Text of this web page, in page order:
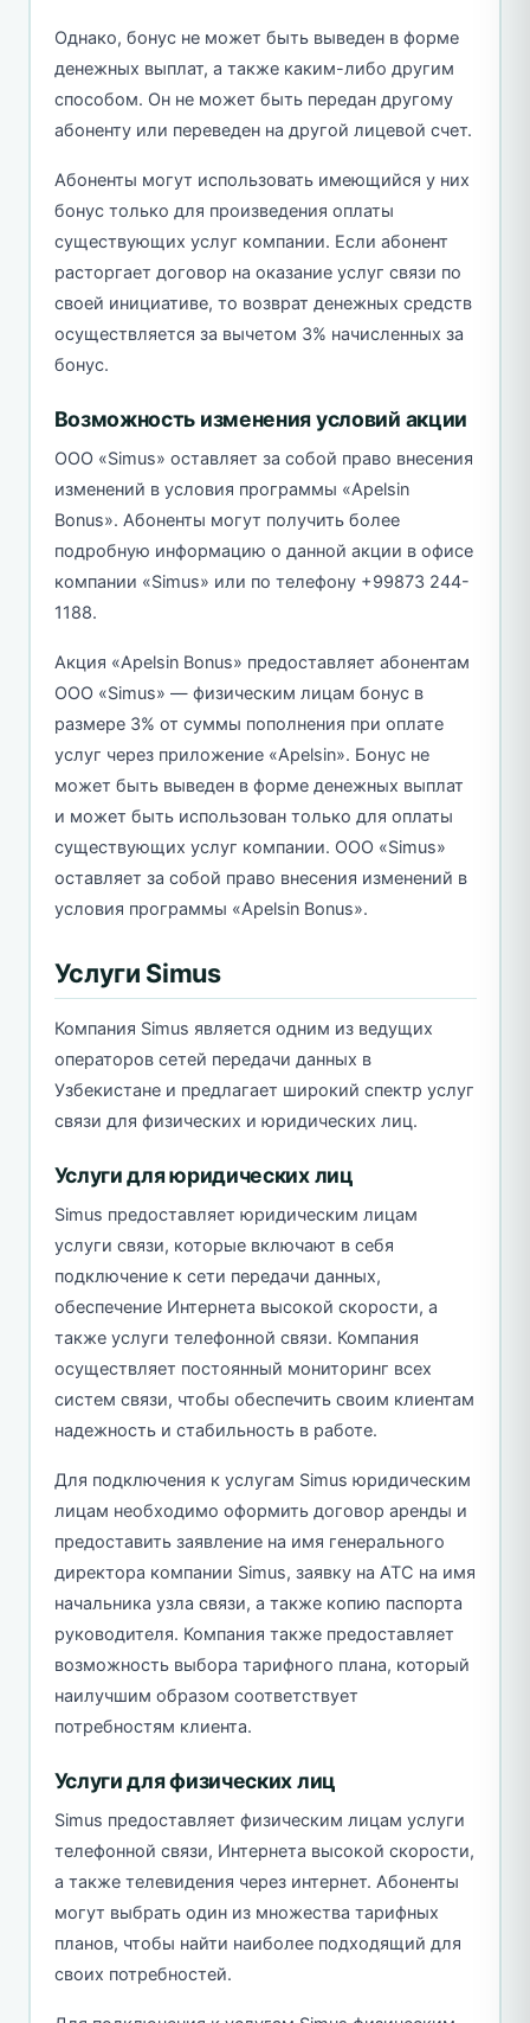
Однако, бонус не может быть выведен в форме
денежных выплат, а также каким-либо другим
способом. Он не может быть передан другому
абоненту или переведен на другой лицевой счет.
Абоненты могут использовать имеющийся у них
бонус только для произведения оплаты
существующих услуг компании. Если абонент
расторгает договор на оказание услуг связи по
своей инициативе, то возврат денежных средств
осуществляется за вычетом 3% начисленных за
бонус.
Возможность изменения условий акции
ООО «Simus» оставляет за собой право внесения
изменений в условия программы «Apelsin
Bonus». Абоненты могут получить более
подробную информацию о данной акции в офисе
компании «Simus» или по телефону +99873 244-
1188.
Акция «Apelsin Bonus» предоставляет абонентам
ООО «Simus» — физическим лицам бонус в
размере 3% от суммы пополнения при оплате
услуг через приложение «Apelsin». Бонус не
может быть выведен в форме денежных выплат
и может быть использован только для оплаты
существующих услуг компании. ООО «Simus»
оставляет за собой право внесения изменений в
условия программы «Apelsin Bonus».
Услуги Simus
Компания Simus является одним из ведущих
операторов сетей передачи данных в
Узбекистане и предлагает широкий спектр услуг
связи для физических и юридических лиц.
Услуги для юридических лиц
Simus предоставляет юридическим лицам
услуги связи, которые включают в себя
подключение к сети передачи данных,
обеспечение Интернета высокой скорости, а
также услуги телефонной связи. Компания
осуществляет постоянный мониторинг всех
систем связи, чтобы обеспечить своим клиентам
надежность и стабильность в работе.
Для подключения к услугам Simus юридическим
лицам необходимо оформить договор аренды и
предоставить заявление на имя генерального
директора компании Simus, заявку на АТС на имя
начальника узла связи, а также копию паспорта
руководителя. Компания также предоставляет
возможность выбора тарифного плана, который
наилучшим образом соответствует
потребностям клиента.
Услуги для физических лиц
Simus предоставляет физическим лицам услуги
телефонной связи, Интернета высокой скорости,
а также телевидения через интернет. Абоненты
могут выбрать один из множества тарифных
планов, чтобы найти наиболее подходящий для
своих потребностей.